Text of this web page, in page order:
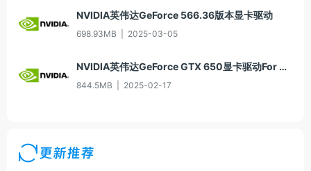
NVIDIA英伟达GeForce 566.36版本显卡驱动
698.93MB 2025-03-05
NVIDIA英伟达GeForce GTX 650显卡驱动For Win10-64
844.5MB 2025-02-17
更新推荐